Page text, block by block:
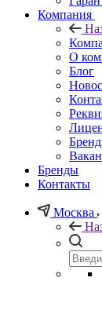
Компания
О
Блог
Бренды
Контакты
Москва